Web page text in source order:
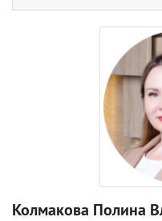
Колмакова Полина